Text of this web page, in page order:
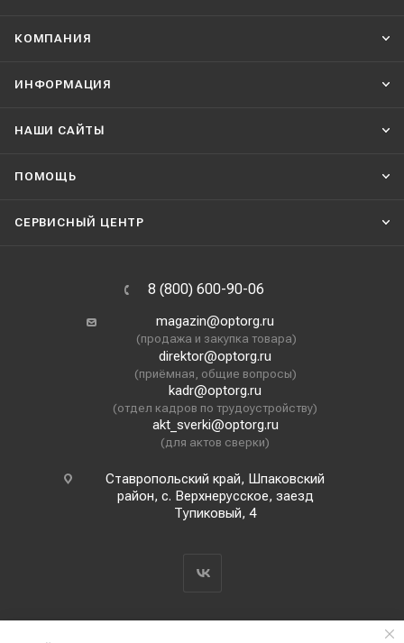
КОМПАНИЯ
ИНФОРМАЦИЯ
НАШИ CАЙТЫ
ПОМОЩЬ
СЕРВИСНЫЙ ЦЕНТР
8 (800) 600-90-06
magazin@optorg.ru
(продажа и закупка товара)
direktor@optorg.ru
(приёмная, общие вопросы)
kadr@optorg.ru
(отдел кадров по трудоустройству)
akt_sverki@optorg.ru
(для актов сверки)
Ставропольский край, Шпаковский
район, с. Верхнерусское, заезд
Тупиковый, 4